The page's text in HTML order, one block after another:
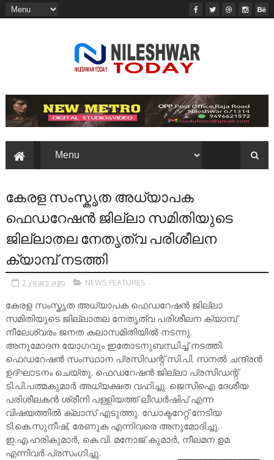
കേരള സംസ്കൃത അധ്യാപക
ഫെഡറേഷൻ ജില്ലാ സമിതിയുടെ
ജില്ലാതല നേതൃത്വ പരിശീലന
ക്യാമ്പ് നടത്തി
2 years ago NEWS FEATURES
കേരള സംസ്കൃത അധ്യാപക ഫെഡറേഷൻ ജില്ലാ
സമിതിയുടെ ജില്ലാതല നേതൃത്വ പരിശീലന ക്യാമ്പ്
നീലേശ്വരം ജനത കലാസമിതിയിൽ നടന്നു.
അനുമോദന യോഗവും ഇതോടനുബന്ധിച്ച് നടത്തി.
ഫെഡറേഷൻ സംസ്ഥാന പ്രസിഡന്റ് സി.പി. സനൽ ചന്ദ്രൻ
ഉദ്ഘാടനം ചെയ്തു. ഫെഡറേഷൻ ജില്ലാ പ്രസിഡന്റ്
ടി.പി.പത്മകുമാർ അധ്യക്ഷത വഹിച്ചു. ജെസിഐ ദേശീയ
പരിശീലകൻ ശ്രീനി പള്ളിയത്ത് ലീഡർഷിപ് എന്ന
വിഷയത്തിൽ ക്ലാസ് എടുത്തു. ഡോക്ടറേറ്റ് നേടിയ
ടി.കെ.സുനീഷ്, രേണുക എന്നിവരെ അനുമോദിച്ചു.
ഇ.എ.ഹരികുമാർ, കെ.വി. മനോജ് കുമാർ, നീലമന ഉമ
എന്നിവർ പ്രസംഗിച്ചു.